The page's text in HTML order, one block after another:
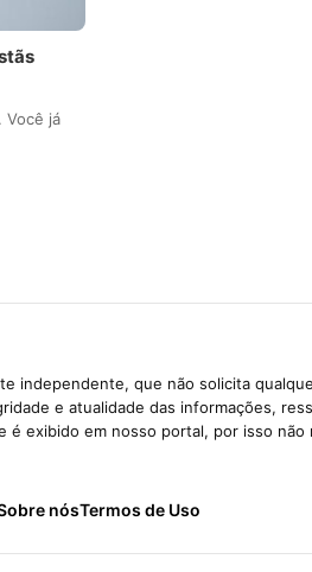
Você já
independente, que não solicita
e atualidade das informações,
é exibido em nosso portal, por isso
nósTermos de Uso